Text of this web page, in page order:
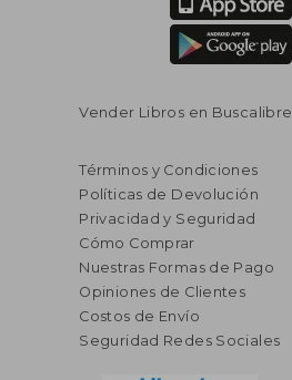
Vender Libros en Buscalibre
Términos y Condiciones
Políticas de Devolución
Privacidad y Seguridad
Cómo Comprar
Nuestras Formas de Pago
Opiniones de Clientes
Costos de Envío
Seguridad Redes Sociales